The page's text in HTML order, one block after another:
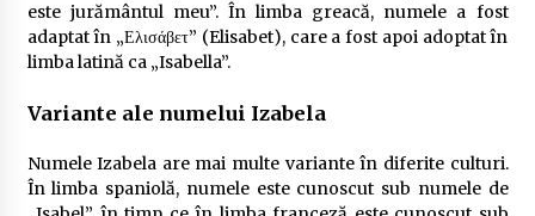
este jurământul meu”. În limba greacă, numele a fost
adaptat în „Ελισάβετ” (Elisabet), care a fost apoi adoptat în
limba latină ca „Isabella”.
Variante ale numelui Izabela
Numele Izabela are mai multe variante în diferite culturi.
În limba spaniolă, numele este cunoscut sub numele de